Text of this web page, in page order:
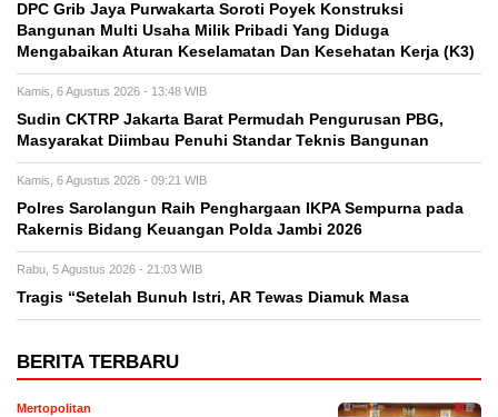
DPC Grib Jaya Purwakarta Soroti Poyek Konstruksi
Bangunan Multi Usaha Milik Pribadi Yang Diduga
Mengabaikan Aturan Keselamatan Dan Kesehatan Kerja (K3)
Kamis, 6 Agustus 2026 - 13:48 WIB
Sudin CKTRP Jakarta Barat Permudah Pengurusan PBG,
Masyarakat Diimbau Penuhi Standar Teknis Bangunan
Kamis, 6 Agustus 2026 - 09:21 WIB
Polres Sarolangun Raih Penghargaan IKPA Sempurna pada
Rakernis Bidang Keuangan Polda Jambi 2026
Rabu, 5 Agustus 2026 - 21:03 WIB
Tragis “Setelah Bunuh Istri, AR Tewas Diamuk Masa
BERITA TERBARU
Mertopolitan